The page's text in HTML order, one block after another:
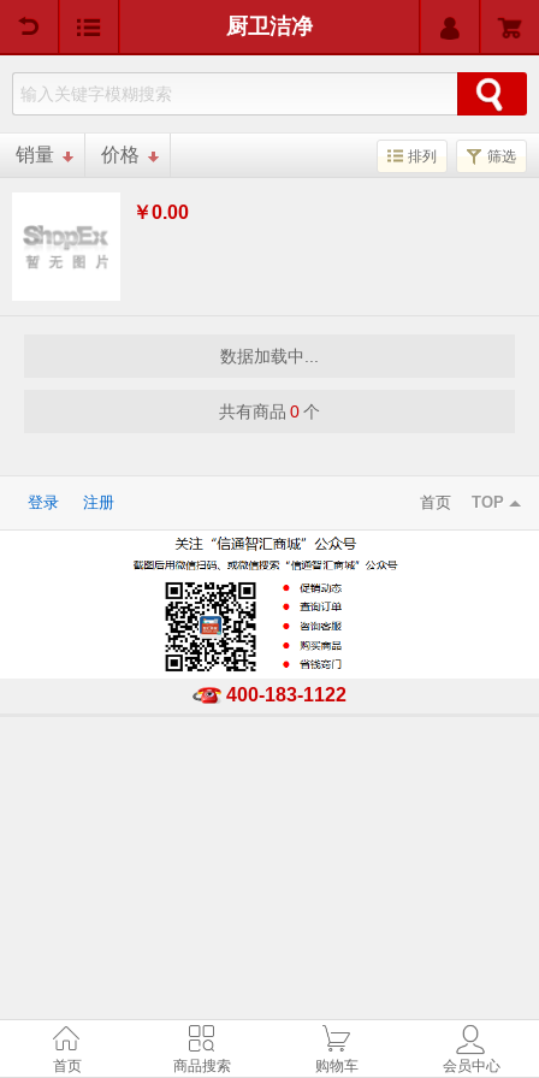
厨卫洁净
用户中心购物车
销量 价格 排列 筛选
￥0.00
数据加载中...
共有商品 0个
登录 注册 首页 TOP
400-183-1122
首页 商品搜索 购物车 会员中心